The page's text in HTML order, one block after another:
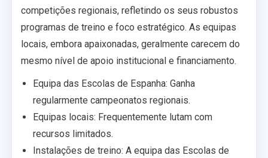
competições regionais, refletindo os seus robustos
programas de treino e foco estratégico. As equipas
locais, embora apaixonadas, geralmente carecem do
mesmo nível de apoio institucional e financiamento.
Equipa das Escolas de Espanha: Ganha
regularmente campeonatos regionais.
Equipas locais: Frequentemente lutam com
recursos limitados.
Instalações de treino: A equipa das Escolas de